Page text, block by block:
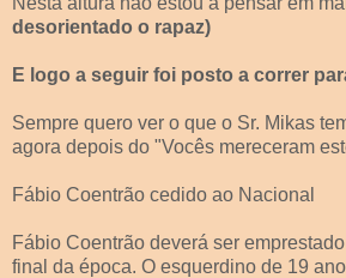
desorientado o rapaz)
E logo a seguir foi posto a correr
Sempre quero ver o que o Sr. Mikas
agora depois do "Vocês mereceram
Fábio Coentrão cedido ao Nacional
Fábio Coentrão deverá ser
final da época. O esquerdino de 19